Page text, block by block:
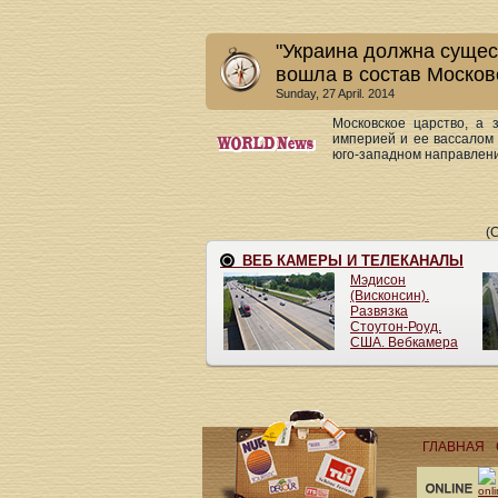
"Украина должна
вошла в состав
Sunday, 27 April. 2014
Московское царство,
империей и ее вассалом
юго-западном
ГЛАВНАЯ